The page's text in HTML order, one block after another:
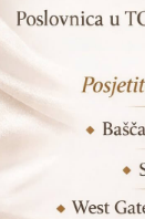
ES4317
Print